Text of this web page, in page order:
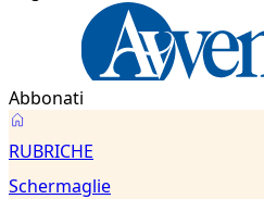
Abbonati
RUBRICHE
Schermaglie